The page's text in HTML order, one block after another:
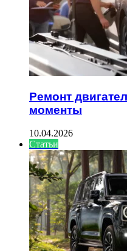
Ремонт
моменты
10.04.2026
Статьи